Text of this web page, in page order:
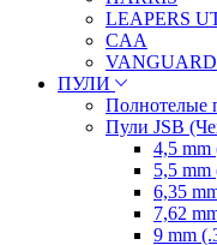
LEAPERS
CAA
VANGUARD
ПУЛИ
Полнотелые
Пули JSB
4,5 mm
5,5 mm
6,35
7,62
9 mm